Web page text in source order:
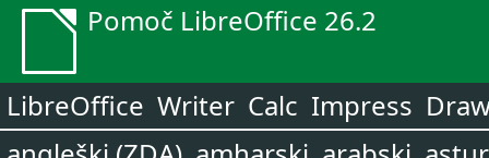
Pomoč LibreOffice 26.2
LibreOffice Writer Calc Impress